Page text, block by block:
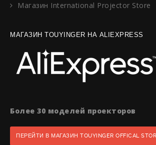
Магазин International Projector Store
МАГАЗИН TOUYINGER НА ALIEXPRESS
Более 30 моделей проекторов
ПЕРЕЙТИ В МАГАЗИН TOUYINGER OFFICAL